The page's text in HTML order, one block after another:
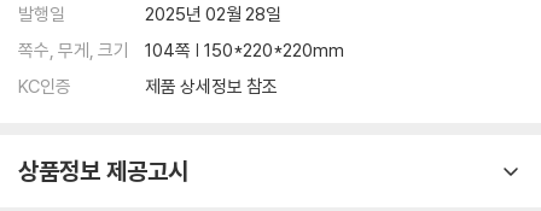
그림으로 따라가다 보면 그다음이 더 궁금해진다. 스토리 속에 저자가 숨
겨둔 수학이 알송달쏭해질 때쯤 팝업처럼 등장하는 ‘용감한 수학’ 코너는
거북을 앞서지 못하는 아킬레스를 통해 말이 안 되는데 반박하기 힘든 말
보면서 만물의 근원이 ‘수’임을 쉽고 재미있게 깨닫게 해 준다. 수학에 재미
발행일
2025년 02월 28일
쪽수, 무게, 크기
104쪽 | 150*220*220mm
KC인증
제품 상세정보 참조
상품정보 제공고시